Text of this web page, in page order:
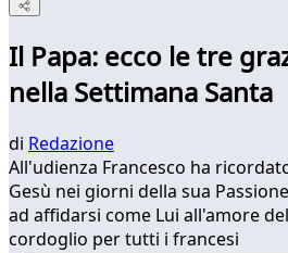
Il Papa: ecco le tre
nella Settimana Santa
di Redazione
All'udienza Francesco ha
Gesù nei giorni della sua
ad affidarsi come Lui all'amore
cordoglio per tutti i francesi